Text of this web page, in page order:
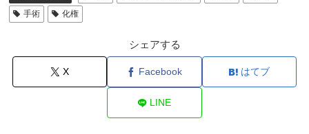
手術
化権
シェアする
X Facebook はてブ
LINE